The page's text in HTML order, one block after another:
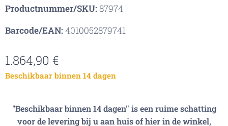
Productnummer/SKU:87974
Barcode/EAN:4010052879741
1.864,90 €
Beschikbaar binnen 14 dagen
"Beschikbaar binnen 14 dagen'' is een ruime schatting
voor de levering bij u aan huis of hier in de winkel,